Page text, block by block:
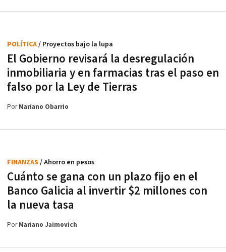
El Gobierno revisará la desregulación
inmobiliaria y en farmacias tras el paso en
falso por la Ley de Tierras
POLÍTICA/ Proyectos bajo la lupa
PorMariano Obarrio
Cuánto se gana con un plazo fijo en el
Banco Galicia al invertir $2 millones con
la nueva tasa
FINANZAS / Ahorro en pesos
PorMariano Jaimovich